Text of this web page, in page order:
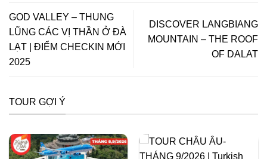
GOD VALLEY – THUNG
LŨNG CÁC VỊ THẦN Ở ĐÀ
LẠT | ĐIỂM CHECKIN MỚI
2025
DISCOVER LANGBIANG
MOUNTAIN – THE ROOF
OF DALAT
TOUR GỢI Ý